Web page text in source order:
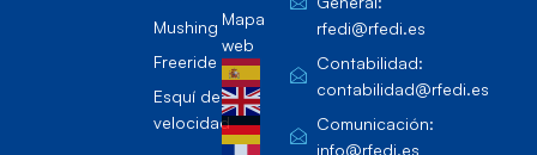
Mushing
Freeride
Esquí de
velocidad
Mapa
web
rfedi@rfedi.es
Contabilidad:
contabilidad@rfedi.es
Comunicación:
info@rfedi.es